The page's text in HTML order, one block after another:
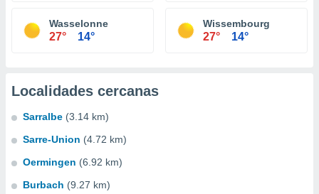
Wasselonne
27° 14°
Wissembourg
27° 14°
Localidades cercanas
Sarralbe (3.14 km)
Sarre-Union (4.72 km)
Oermingen (6.92 km)
Burbach (9.27 km)